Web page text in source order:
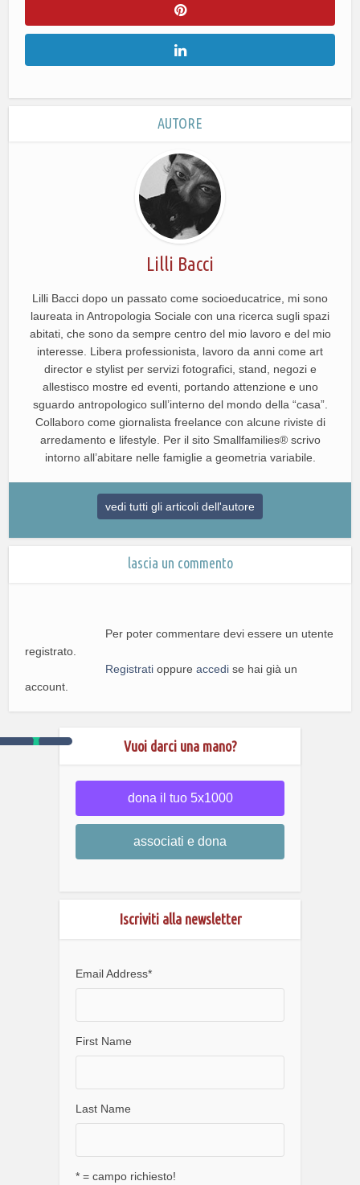
AUTORE
Lilli Bacci
Lilli Bacci dopo un passato come socioeducatrice, mi sono
laureata in Antropologia Sociale con una ricerca sugli spazi
abitati, che sono da sempre centro del mio lavoro e del mio
interesse. Libera professionista, lavoro da anni come art
director e stylist per servizi fotografici, stand, negozi e
allestisco mostre ed eventi, portando attenzione e uno
sguardo antropologico sull’interno del mondo della “casa”.
Collaboro come giornalista freelance con alcune riviste di
arredamento e lifestyle. Per il sito Smallfamilies® scrivo
intorno all’abitare nelle famiglie a geometria variabile.
vedi tutti gli articoli dell'autore
lascia un commento
Per poter commentare devi essere un utente
registrato.
Registrati oppureaccedi se hai già un
account.
Vuoi darci una mano?
dona il tuo 5x1000
associati e dona
Iscriviti alla newsletter
Email Address*
First Name
Last Name
* = campo richiesto!